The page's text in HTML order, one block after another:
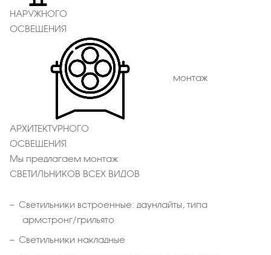
НАРУЖНОГО
ОСВЕЩЕНИЯ
монтаж
АРХИТЕКТУРНОГО
ОСВЕЩЕНИЯ
Мы предлагаем монтаж
СВЕТИЛЬНИКОВ ВСЕХ ВИДОВ
Светильники встроенные: даунлайты, типа
армстронг/грильято
Светильники накладные